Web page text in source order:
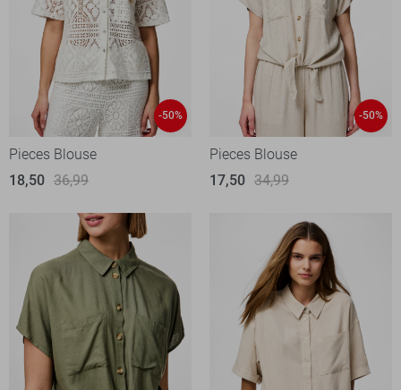
-50%
Pieces Blouse
18,50 36,99
-50%
Pieces Blouse
17,50 34,99